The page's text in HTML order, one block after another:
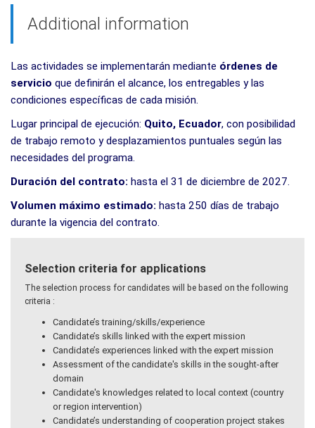
Additional information
Las actividades se implementarán mediante órdenes de
servicio que definirán el alcance, los entregables y las
condiciones específicas de cada misión.
Lugar principal de ejecución: Quito, Ecuador, con posibilidad
de trabajo remoto y desplazamientos puntuales según las
necesidades del programa.
Duración del contrato: hasta el 31 de diciembre de 2027.
Volumen máximo estimado: hasta 250 días de trabajo
durante la vigencia del contrato.
Selection criteria for applications
The selection process for candidates will be based on the following
criteria :
Candidate’s training/skills/experience
Candidate’s skills linked with the expert mission
Candidate’s experiences linked with the expert mission
Assessment of the candidate's skills in the sought-after
domain
Candidate's knowledges related to local context (country
or region intervention)
Candidate’s understanding of cooperation project stakes